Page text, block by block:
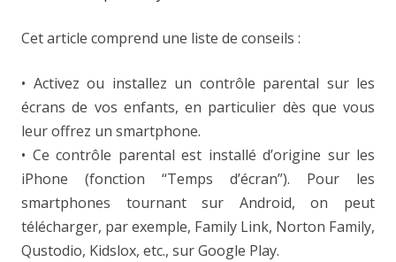
Cet article comprend une liste de conseils :
• Activez ou installez un contrôle parental sur les
écrans de vos enfants, en particulier dès que vous
leur offrez un smartphone.
• Ce contrôle parental est installé d’origine sur les
iPhone (fonction “Temps d’écran”). Pour les
smartphones tournant sur Android, on peut
télécharger, par exemple, Family Link, Norton Family,
Qustodio, Kidslox, etc., sur Google Play.